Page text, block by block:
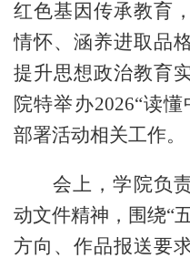
红色基因传承教育
情怀、涵养进取品
提升思想政治教育
院特举办2026“读
部署活动相关工作。
会上，学院负
动文件精神，围绕“
方向、作品报送要